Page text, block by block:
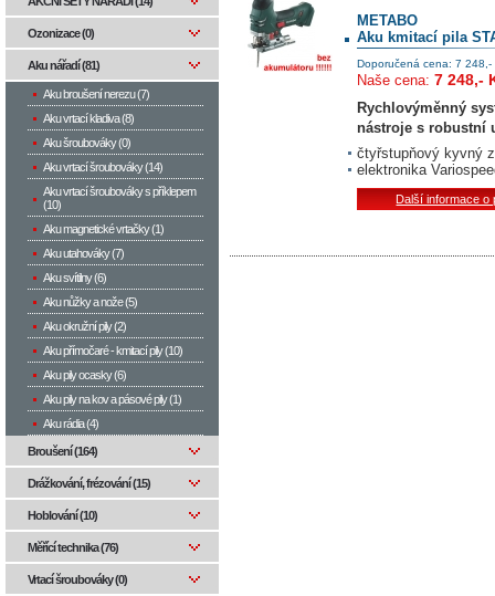
METABO
Aku kmitací pila
Doporučená cena: 7 248,-
Naše cena: 7 248,-
Rychlovýměnný
nástroje s robustní
čtyřstupňový kyvný
elektronika
Další informace o
Ozonizace (0)
Aku nářadí (81)
Aku broušení nerezu (7)
Aku vrtací kladiva (8)
Aku šroubováky (0)
Aku vrtací šroubováky (14)
Aku vrtací šroubováky s příklepem
(10)
Aku magnetické vrtačky (1)
Aku utahováky (7)
Aku svítilny (6)
Aku nůžky a nože (5)
Aku okružní pily (2)
Aku přímočaré - kmitací pily (10)
Aku pily ocasky (6)
Aku pily na kov a pásové pily (1)
Aku rádia (4)
Broušení (164)
Drážkování, frézování (15)
Hoblování (10)
Měřící technika (76)
Vrtací šroubováky (0)